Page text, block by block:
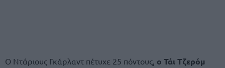
Ο Ντάριους Γκάρλαντ πέτυχε 25 πόντους, ο Τάι Τζερόμ